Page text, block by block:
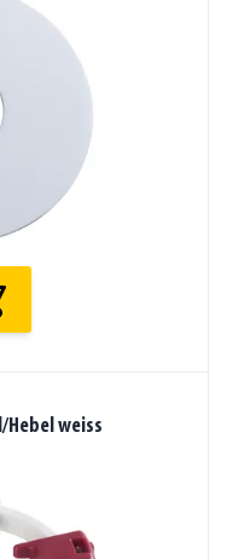
weiss